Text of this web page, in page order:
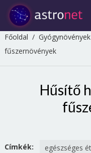
Főoldal / Gyógynövények
fűszernövények
Hűsítő
Címkék: egészséges